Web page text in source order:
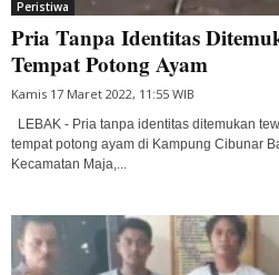
Peristiwa
Pria Tanpa Identitas
Tempat Potong Ayam
Kamis 17 Maret 2022, 11:55 WIB
LEBAK - Pria tanpa identitas ditemukan
tempat potong ayam di Kampung Cibunar
Kecamatan Maja,...